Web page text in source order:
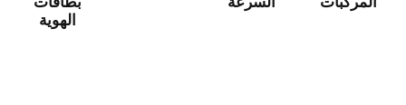
الهوية